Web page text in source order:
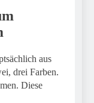
aus
drei Farben.
Diese